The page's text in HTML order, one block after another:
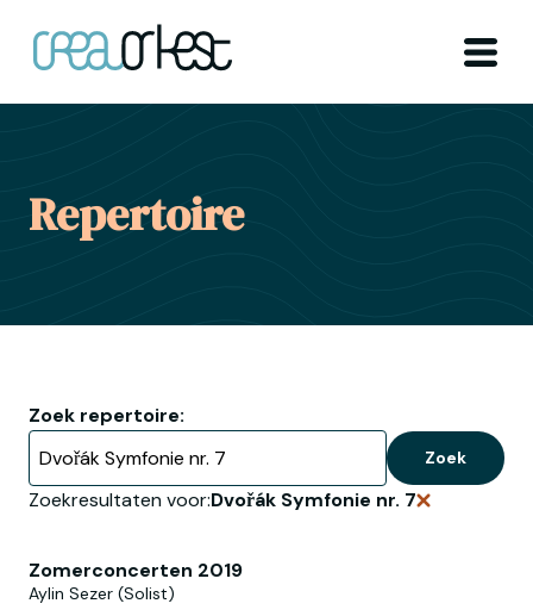
Menu
Repertoire
Zoek repertoire:
Zoek
Zoekresultaten voor:Dvořák Symfonie nr. 7Verwijder
Zomerconcerten 2019
Aylin Sezer (Solist)